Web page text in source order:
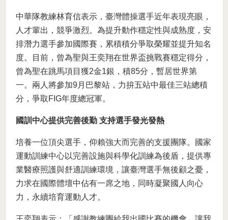
中華隊教練林育信表示，臺灣體操選手近年表現亮眼，
人才輩出，競爭激烈。為提升動作穩定性與成熟度，安
排潛力選手參加國際賽，累積積分爭取榮耀並提升知名
度。目前，曾為聖與王奕翔在世界盃挑戰賽穩定得分，
曾為聖在跳馬項目獲2金1銀，積85分，暫居世界第
一。兩人將參加9月巴黎站，力拚五站中最佳三站總積
分，爭取FIG年度總冠軍。
國訓中心提供完善後勤 支持選手發光發熱
培養一位頂尖選手，仰賴強大而完善的支援團隊。國家
運動訓練中心以完善設施與科學化訓練為後盾，提供專
業醫療照護與舒適訓練環境，讓臺灣選手無後顧之憂，
力求在國際體壇中佔有一席之地，同時凝聚國人向心
力，永續培育運動人才。